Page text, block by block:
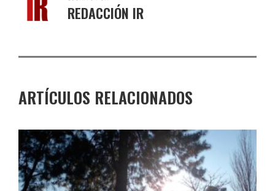
REDACCIÓN IR
ARTÍCULOS RELACIONADOS